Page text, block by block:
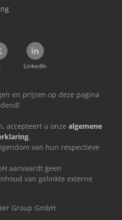
LinkedIn
en prijzen op deze pagina
accepteert u onze algemene
.
van hun respectieve
aanvaardt geen
van gelinkte externe
Group GmbH